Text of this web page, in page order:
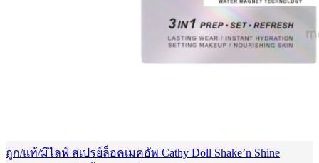
ถูก/แท้/มีไลฟ์ สเปรย์ล็อคเมคอัพ Cathy Doll Shake’n Shine